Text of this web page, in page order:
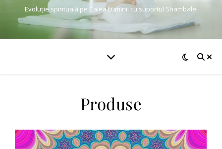
Evoluție spirituală pe Calea Luminii cu suportul Shambalei
Produse